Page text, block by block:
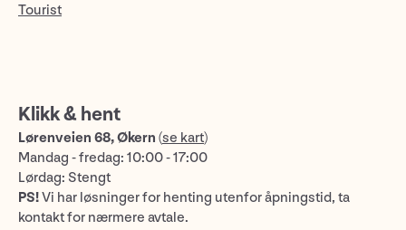
Tourist
Klikk & hent
Lørenveien 68, Økern (se kart)
Mandag - fredag: 10:00 - 17:00
Lørdag: Stengt
PS!Vi har løsninger for henting utenfor åpningstid, ta
kontakt for nærmere avtale.